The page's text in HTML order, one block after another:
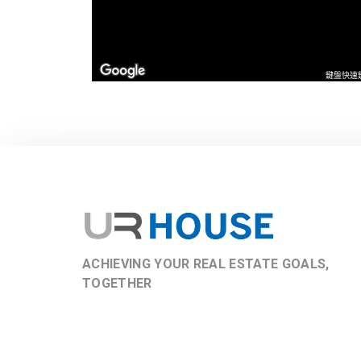
鍵盤快速
ACHIEVING YOUR REAL ESTATE GOALS,
TOGETHER